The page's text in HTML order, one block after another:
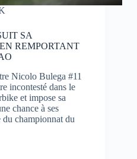
SA
REMPORTANT
Nicolo Bulega #11
incontesté dans le
et impose sa
chance à ses
du championnat du